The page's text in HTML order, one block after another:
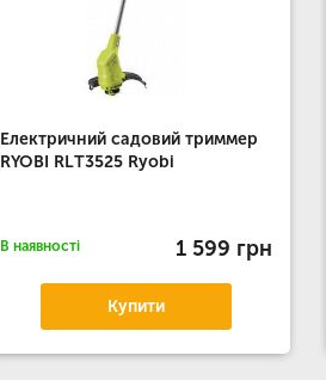
Електричний садовий триммер
RYOBI RLТ3525 Ryobi
В наявності 1 599 грн
Купити